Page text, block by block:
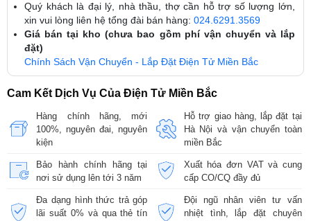
Quý khách là đại lý, nhà thầu, thợ cần hỗ trợ số lượng lớn,
xin vui lòng liên hệ tổng đài bán hàng: 024.6291.3569
Giá bán tại kho (chưa bao gồm phí vận chuyển và lắp
đặt)
Chính Sách Vận Chuyển - Lắp Đặt Điện Tử Miền Bắc
Cam Kết Dịch Vụ Của Điện Tử Miền Bắc
Hàng chính hãng, mới
100%, nguyên đai, nguyên
kiện
Hỗ trợ giao hàng, lắp đặt tại
Hà Nội và vận chuyển toàn
miền Bắc
Bảo hành chính hãng tại
nơi sử dụng lên tới 3 năm
Xuất hóa đơn VAT và cung
cấp CO/CQ đầy đủ
Đa dạng hình thức trả góp
lãi suất 0% và qua thẻ tín
Đội ngũ nhân viên tư vấn
nhiệt tình, lắp đặt chuyên